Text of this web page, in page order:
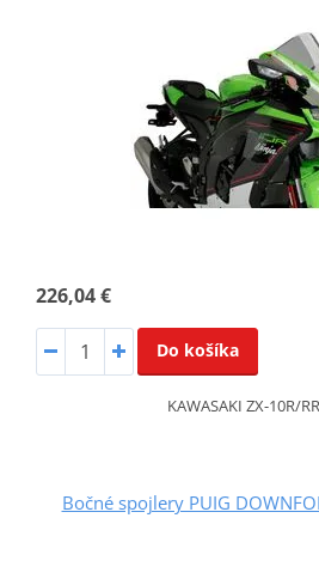
226,04 €
Do košíka
KAWASAKI ZX-10R/
Bočné spojlery PUIG